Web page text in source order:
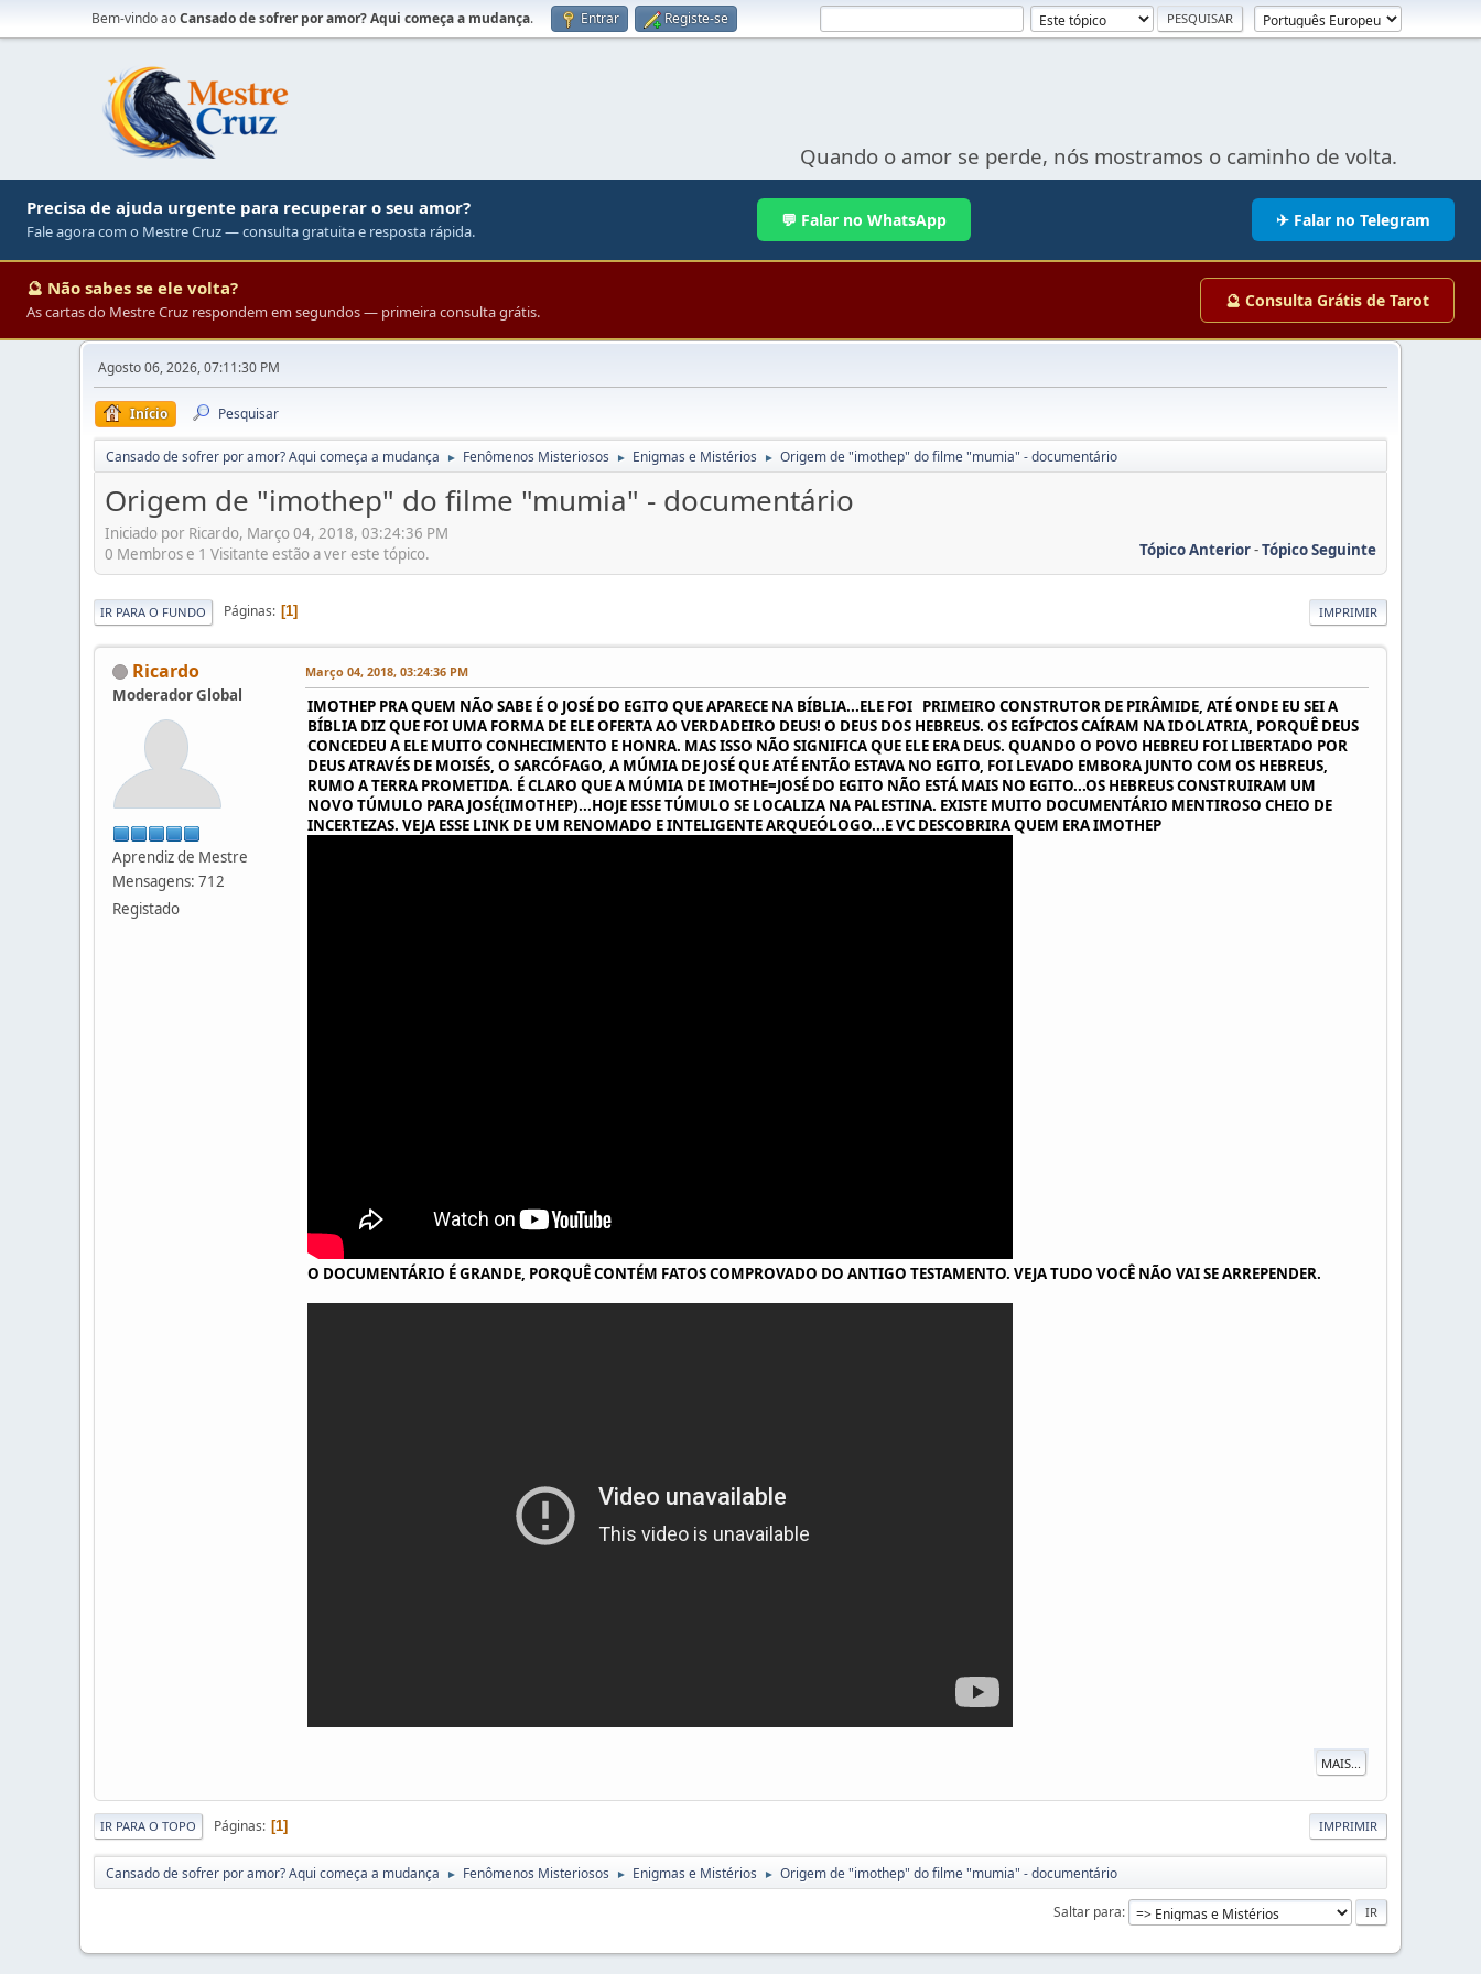
Bem-vindo aoCansado de sofrer por amor? Aqui começa a mudança. Entrar Registe-se
Quando o amor se perde, nós mostramos o caminho de volta.
Precisa de ajuda urgente para recuperar o seu amor?
Fale agora com o Mestre Cruz — consulta gratuita e resposta rápida.
💬 Falar no WhatsApp ✈ Falar no Telegram
🔮 Não sabes se ele volta?
As cartas do Mestre Cruz respondem em segundos — primeira consulta grátis.
🔮 Consulta Grátis de Tarot
Agosto 06, 2026, 07:11:30 PM
Início Pesquisar
Cansado de sofrer por amor? Aqui começa a mudança ► Fenômenos Misteriosos ► Enigmas e Mistérios ► Origem de "imothep" do filme "mumia" - documentário
Origem de "imothep" do filme "mumia" - documentário
Iniciado por Ricardo, Março 04, 2018, 03:24:36 PM
Tópico Anterior-Tópico Seguinte
0 Membros e 1 Visitante estão a ver este tópico.
IMPRIMIR
IR PARA O FUNDO Páginas 1
Ricardo
Moderador Global
Aprendiz de Mestre
Mensagens: 712
Registado
Março 04, 2018, 03:24:36 PM
IMOTHEP PRA QUEM NÃO SABE É O JOSÉ DO EGITO QUE APARECE NA BÍBLIA...ELE FOI PRIMEIRO CONSTRUTOR DE PIRÂMIDE, ATÉ ONDE EU SEI A
BÍBLIA DIZ QUE FOI UMA FORMA DE ELE OFERTA AO VERDADEIRO DEUS! O DEUS DOS HEBREUS. OS EGÍPCIOS CAÍRAM NA IDOLATRIA, PORQUÊ DEUS
CONCEDEU A ELE MUITO CONHECIMENTO E HONRA. MAS ISSO NÃO SIGNIFICA QUE ELE ERA DEUS. QUANDO O POVO HEBREU FOI LIBERTADO POR
DEUS ATRAVÉS DE MOISÉS, O SARCÓFAGO, A MÚMIA DE JOSÉ QUE ATÉ ENTÃO ESTAVA NO EGITO, FOI LEVADO EMBORA JUNTO COM OS HEBREUS,
RUMO A TERRA PROMETIDA. É CLARO QUE A MÚMIA DE IMOTHE=JOSÉ DO EGITO NÃO ESTÁ MAIS NO EGITO...OS HEBREUS CONSTRUIRAM UM
NOVO TÚMULO PARA JOSÉ(IMOTHEP)...HOJE ESSE TÚMULO SE LOCALIZA NA PALESTINA. EXISTE MUITO DOCUMENTÁRIO MENTIROSO CHEIO DE
INCERTEZAS. VEJA ESSE LINK DE UM RENOMADO E INTELIGENTE ARQUEÓLOGO...E VC DESCOBRIRA QUEM ERA IMOTHEP
O DOCUMENTÁRIO É GRANDE, PORQUÊ CONTÉM FATOS COMPROVADO DO ANTIGO TESTAMENTO. VEJA TUDO VOCÊ NÃO VAI SE ARREPENDER.
MAIS...
IMPRIMIR
IR PARA O TOPO Páginas 1
Cansado de sofrer por amor? Aqui começa a mudança ► Fenômenos Misteriosos ► Enigmas e Mistérios ► Origem de "imothep" do filme "mumia" - documentário
Saltar para